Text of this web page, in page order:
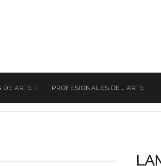
DE ARTE PROFESIONALES DEL ARTE